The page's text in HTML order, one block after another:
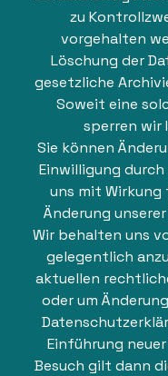
zu
vorgehalten
Löschung der
gesetzliche
Soweit eine
sperren wir
Sie können
Einwilligung
uns mit
Änderung
Wir behalten uns
gelegentlich
aktuellen
oder um
Einführung
Besuch gilt dann